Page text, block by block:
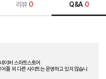
리뷰 0 Q&A 0
이버 스마트스토어
플 외 다른 사이트는 운영하고 있지 않습니